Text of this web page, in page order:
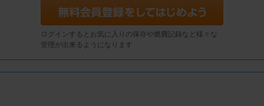
ログインするとお気に入りの保存や燃費記録など様々な
管理が出来るようになります